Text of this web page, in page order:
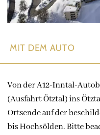
MIT DEM AUTO
Von der A12-Inntal-
(Ausfahrt Ötztal) ins
Ortsende auf der
bis Hochsölden. Bitte